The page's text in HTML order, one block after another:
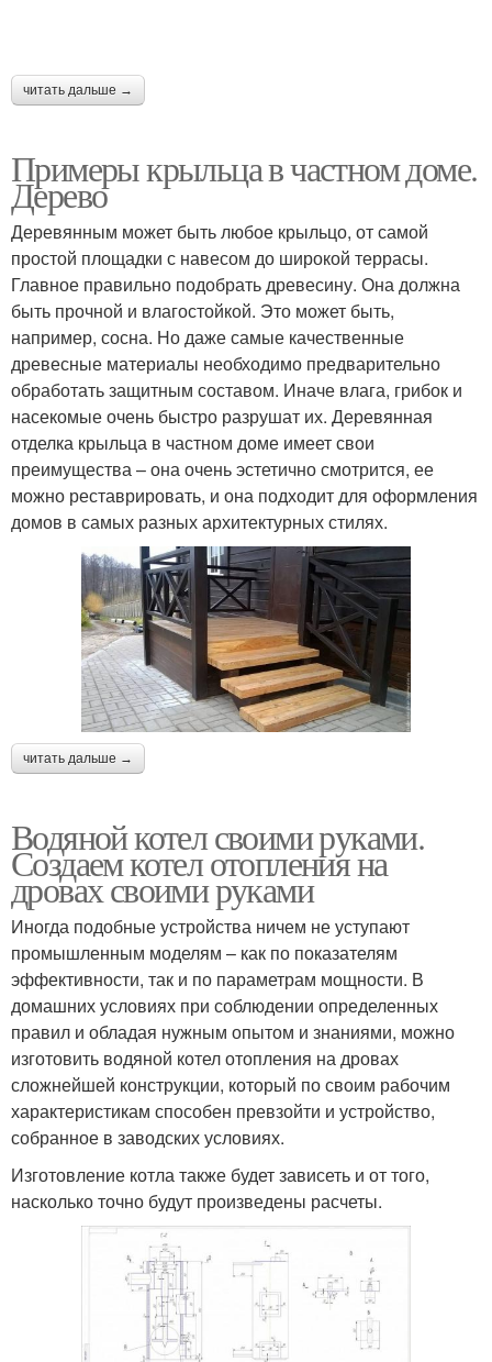
читать дальше →
Примеры крыльца в частном доме.
Дерево
Деревянным может быть любое крыльцо, от самой
простой площадки с навесом до широкой террасы.
Главное правильно подобрать древесину. Она должна
быть прочной и влагостойкой. Это может быть,
например, сосна. Но даже самые качественные
древесные материалы необходимо предварительно
обработать защитным составом. Иначе влага, грибок и
насекомые очень быстро разрушат их. Деревянная
отделка крыльца в частном доме имеет свои
преимущества – она очень эстетично смотрится, ее
можно реставрировать, и она подходит для оформления
домов в самых разных архитектурных стилях.
читать дальше →
Водяной котел своими руками.
Создаем котел отопления на
дровах своими руками
Иногда подобные устройства ничем не уступают
промышленным моделям – как по показателям
эффективности, так и по параметрам мощности. В
домашних условиях при соблюдении определенных
правил и обладая нужным опытом и знаниями, можно
изготовить водяной котел отопления на дровах
сложнейшей конструкции, который по своим рабочим
характеристикам способен превзойти и устройство,
собранное в заводских условиях.
Изготовление котла также будет зависеть и от того,
насколько точно будут произведены расчеты.